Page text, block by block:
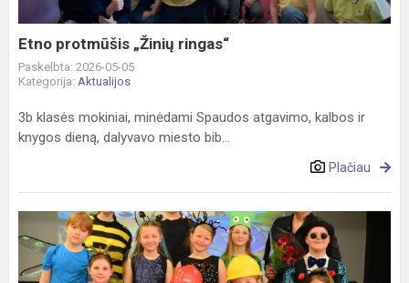
Etno protmūšis „Žinių ringas“
Paskelbta: 2026-05-05
Kategorija: Aktualijos
3b klasės mokiniai, minėdami Spaudos atgavimo, kalbos ir
knygos dieną, dalyvavo miesto bib...
Plačiau
Miuziklo
premjera
įvyko!!!